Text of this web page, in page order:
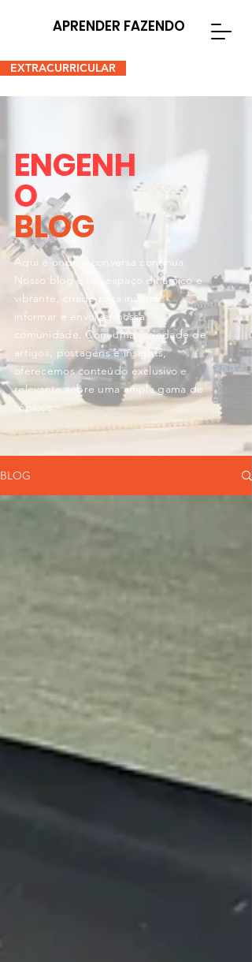
APRENDER FAZENDO
EXTRACURRICULAR
ENGENH
O
BLOG
Aqui é onde a conversa continua.
Nosso blog é um espaço dinâmico e
vibrante, criado para inspirar,
informar e envolver nossa
comunidade. Com uma variedade de
artigos, postagens e insights,
oferecemos conteúdo exclusivo e
relevante sobre uma ampla gama de
tópicos.
BLOG